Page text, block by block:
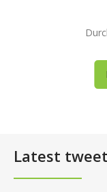
Latest